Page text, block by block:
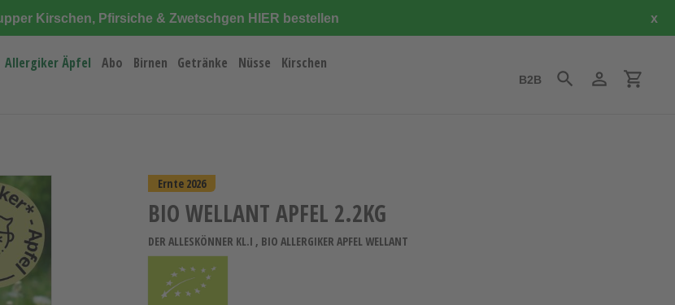
Kirschen, Pfirsiche & Zwetschgen HIER bestellen x
Allergiker Äpfel Abo Birnen Getränke Nüsse
Kirschen
B2B SuchenEinloggen
Ernte 2026
BIO WELLANT APFEL 2.2KG
DER ALLESKÖNNER KL.I , BIO ALLERGIKER APFEL WELLANT